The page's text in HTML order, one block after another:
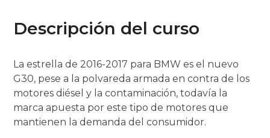
Descripción del curso
La estrella de 2016-2017 para BMW es el nuevo
G30, pese a la polvareda armada en contra de los
motores diésel y la contaminación, todavía la
marca apuesta por este tipo de motores que
mantienen la demanda del consumidor.